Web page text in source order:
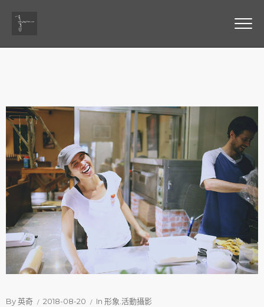
By英奇 2018-08-20 In 形象.活動攝影